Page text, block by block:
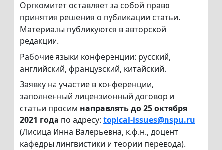
Оргкомитет оставляет за собой право
принятия решения о публикации статьи.
Материалы публикуются в авторской
редакции.
Рабочие языки конференции: русский,
английский, французский, китайский.
Заявку на участие в конференции,
заполненный лицензионный договор и
статьи просим направлять до 25 октября
2021 года по адресу: topical-issues@nspu.ru
(Лисица Инна Валерьевна, к.ф.н., доцент
кафедры лингвистики и теории перевода).